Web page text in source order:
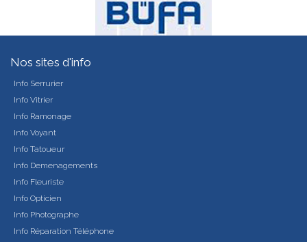
Nos sites d'info
Info Serrurier
Info Vitrier
Info Ramonage
Info Voyant
Info Tatoueur
Info Demenagements
Info Fleuriste
Info Opticien
Info Photographe
Info Réparation Téléphone